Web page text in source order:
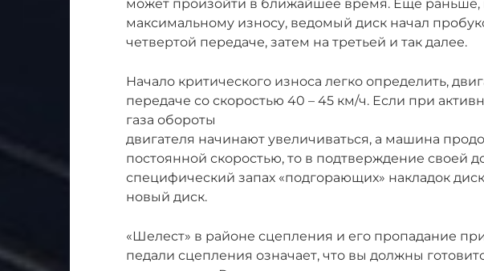
может произойти в ближайшее время. Еще раньше,
максимальному износу, ведомый диск начал
четвертой передаче, затем на третьей и так далее.
Начало критического износа легко определить,
передаче со скоростью 40 – 45 км/ч. Если при
газа обороты
двигателя начинают увеличиваться, а машина
постоянной скоростью, то в подтверждение своей
специфический запах «подгорающих» накладок
новый диск.
«Шелест» в районе сцепления и его пропадание
педали сцепления означает, что вы должны